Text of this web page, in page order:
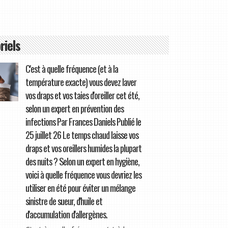
C'est à quelle fréquence (et à la
température exacte) vous devez laver
vos draps et vos taies d'oreiller cet été,
selon un expert en prévention des
infections Par Frances Daniels Publié le
25 juillet 26 Le temps chaud laisse vos
draps et vos oreillers humides la plupart
des nuits ? Selon un expert en hygiène,
voici à quelle fréquence vous devriez les
utiliser en été pour éviter un mélange
sinistre de sueur, d'huile et
d'accumulation d'allergènes.